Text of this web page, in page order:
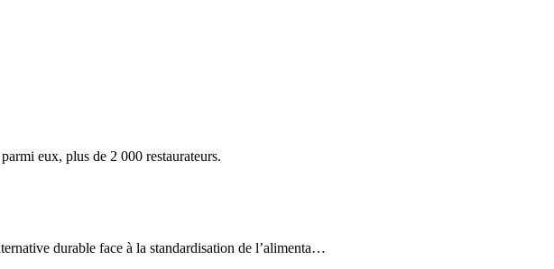
eux, plus de 2 000 restaurateurs.
durable face à la standardisation de l’alimenta…